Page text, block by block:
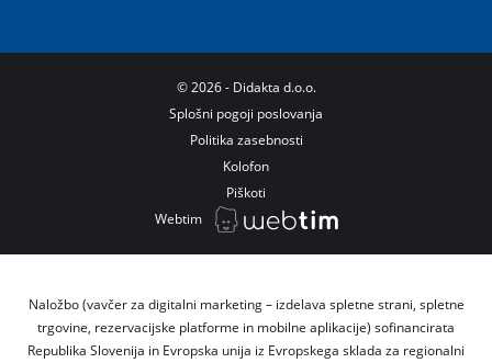
© 2026 - Didakta d.o.o.
Splošni pogoji poslovanja
Politika zasebnosti
Kolofon
Piškoti
Webtim
Naložbo (vavčer za digitalni marketing – izdelava spletne strani, spletne
trgovine, rezervacijske platforme in mobilne aplikacije) sofinancirata
Republika Slovenija in Evropska unija iz Evropskega sklada za regionalni